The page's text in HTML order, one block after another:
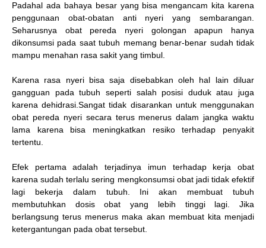
Padahal ada bahaya besar yang bisa mengancam kita karena
penggunaan obat-obatan anti nyeri yang sembarangan.
Seharusnya obat pereda nyeri golongan apapun hanya
dikonsumsi pada saat tubuh memang benar-benar sudah tidak
mampu menahan rasa sakit yang timbul.
Karena rasa nyeri bisa saja disebabkan oleh hal lain diluar
gangguan pada tubuh seperti salah posisi duduk atau juga
karena dehidrasi.Sangat tidak disarankan untuk menggunakan
obat pereda nyeri secara terus menerus dalam jangka waktu
lama karena bisa meningkatkan resiko terhadap penyakit
tertentu.
Efek pertama adalah terjadinya imun terhadap kerja obat
karena sudah terlalu sering mengkonsumsi obat jadi tidak efektif
lagi bekerja dalam tubuh. Ini akan membuat tubuh
membutuhkan dosis obat yang lebih tinggi lagi. Jika
berlangsung terus menerus maka akan membuat kita menjadi
ketergantungan pada obat tersebut.